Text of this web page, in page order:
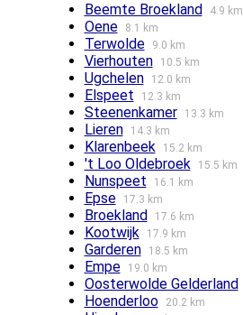
Beemte Broekland 4.9 km
Oene 8.1 km
Terwolde 9.0 km
Vierhouten 10.5 km
Ugchelen 12.0 km
Elspeet 12.3 km
Steenenkamer 13.3 km
Lieren 14.3 km
Klarenbeek 15.2 km
't Loo Oldebroek 15.5 km
Nunspeet 16.1 km
Epse 17.3 km
Broekland 17.6 km
Kootwijk 17.9 km
Garderen 18.5 km
Empe 19.0 km
Oosterwolde Gelderland
Hoenderloo 20.2 km